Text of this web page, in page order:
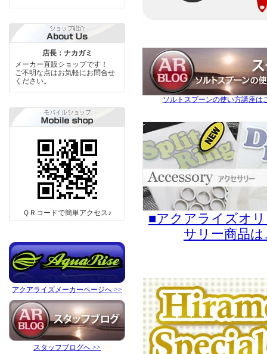
店長：ナカガミ
メーカー直販ショップです！
ご不明な点はお気軽にお問合せ
ください。
ＱＲコードで簡単アクセス♪
アクアライズメーカーページへ >>
スタッフブログへ >>
ソルトスプーンの使い方講座は
■アクアライズオ
サリー商品